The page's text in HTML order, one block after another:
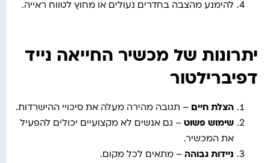
להימנע מהצבה בחדרים נעולים או מחוץ לטווח ראייה.
יתרונות של מכשיר החייאה נייד
דפיברילטור
הצלת חיים – תגובה מהירה מעלה את סיכויי ההישרדות.
שימוש פשוט – גם אנשים לא מקצועיים יכולים להפעיל
את המכשיר.
ניידות גבוהה – מתאים לכל מקום.